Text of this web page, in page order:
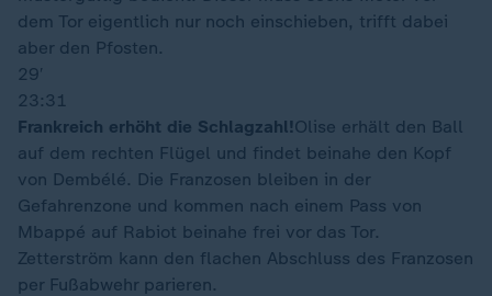
dem Tor eigentlich nur noch einschieben, trifft dabei
aber den Pfosten.
29′
23:31
Frankreich erhöht die Schlagzahl!Olise erhält den Ball
auf dem rechten Flügel und findet beinahe den Kopf
von Dembélé. Die Franzosen bleiben in der
Gefahrenzone und kommen nach einem Pass von
Mbappé auf Rabiot beinahe frei vor das Tor.
Zetterström kann den flachen Abschluss des Franzosen
per Fußabwehr parieren.